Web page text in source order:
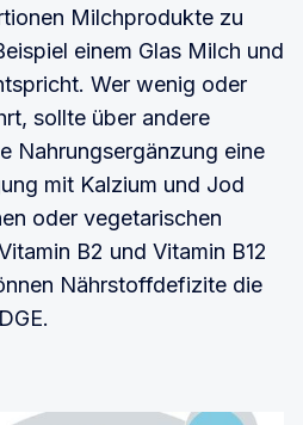
mit Ausnahme von
.
Getreide wie Hafer oder
enthalten.
Je nach Rohstoff kommen
Ballaststoffe und
wie Phenole hinzu,
sind.
wie Phytate können
von
Milchprodukte zu
einem Glas Milch und
Wer wenig oder
sollte über andere
Nahrungsergänzung eine
mit Kalzium und Jod
oder vegetarischen
B2 und Vitamin B12
Nährstoffdefizite die